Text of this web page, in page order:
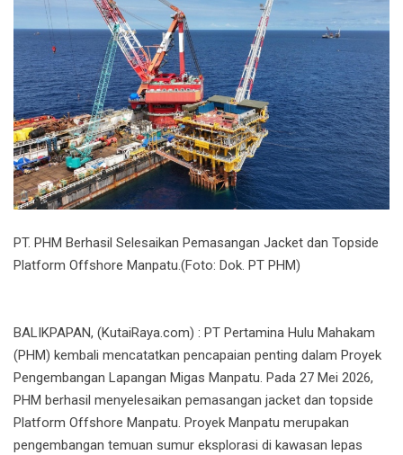
PT. PHM Berhasil Selesaikan Pemasangan Jacket dan Topside
Platform Offshore Manpatu.(Foto: Dok. PT PHM)
BALIKPAPAN, (KutaiRaya.com) : PT Pertamina Hulu Mahakam
(PHM) kembali mencatatkan pencapaian penting dalam Proyek
Pengembangan Lapangan Migas Manpatu. Pada 27 Mei 2026,
PHM berhasil menyelesaikan pemasangan jacket dan topside
Platform Offshore Manpatu. Proyek Manpatu merupakan
pengembangan temuan sumur eksplorasi di kawasan lepas